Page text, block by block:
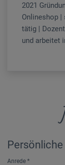
2021
Onlineshop
tätig |
und arbeitet
Persönliche
Anrede *